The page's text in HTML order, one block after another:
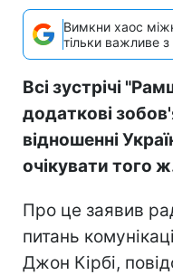
Вимкни хаос
тільки важливе з
Всі зустрічі
додаткові
відношенні
очікувати того
Про це заявив
питань
Джон Кірбі,